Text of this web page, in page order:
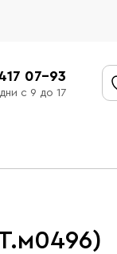
07-93
с 9 до 17